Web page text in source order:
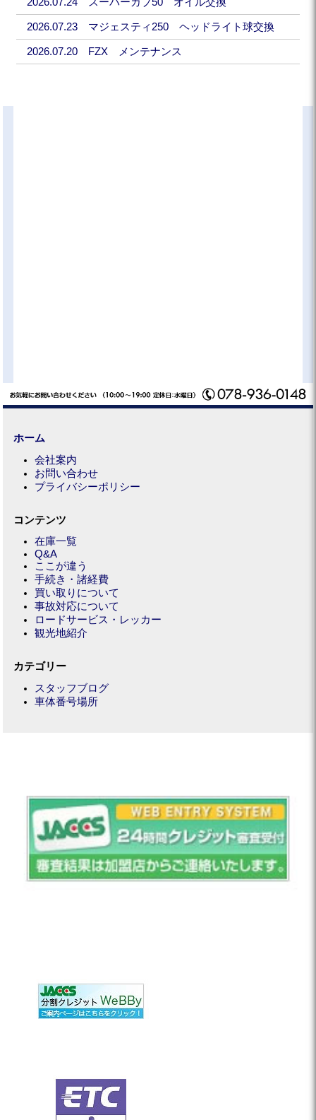
2026.07.23 マジェスティ250 ヘッドライト球交換
2026.07.20 FZX メンテナンス
ホーム
会社案内
お問い合わせ
プライバシーポリシー
コンテンツ
在庫一覧
Q&A
ここが違う
手続き・諸経費
買い取りについて
事故対応について
ロードサービス・レッカー
観光地紹介
カテゴリー
スタッフブログ
車体番号場所